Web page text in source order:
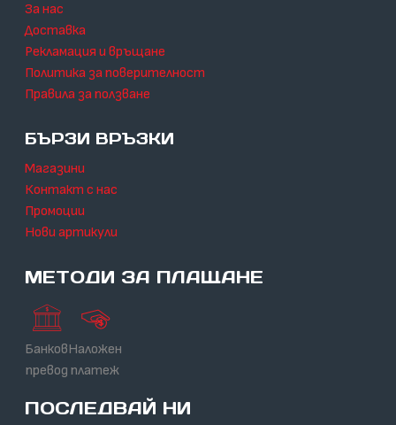
За нас
Доставка
Рекламация и връщане
Политика за поверителност
Правила за ползване
БЪРЗИ ВРЪЗКИ
Магазини
Контакт с нас
Промоции
Нови артикули
МЕТОДИ ЗА ПЛАЩАНЕ
Банков
превод
Наложен
платеж
ПОСЛЕДВАЙ НИ